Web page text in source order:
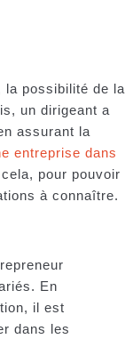
la possibilité de la
un dirigeant a
assurant la
entreprise dans
pour pouvoir
à connaître.
En
il est
dans les